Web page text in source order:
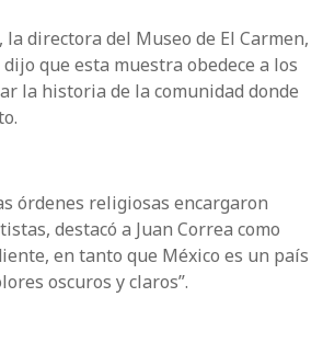
directora del Museo de El Carmen,
dijo que esta muestra obedece a los
la historia de la comunidad donde
órdenes religiosas encargaron
destacó a Juan Correa como
en tanto que México es un país
oscuros y claros”.